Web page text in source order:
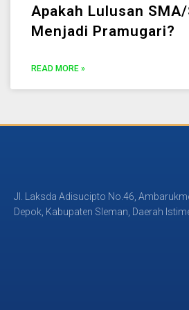
Apakah Lulusan
Menjadi Pramugari?
READ MORE »
Jl. Laksda Adisucipto No.46,
Depok, Kabupaten Sleman, Daerah